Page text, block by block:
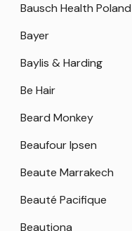
Bausch Health Poland
Bayer
Baylis & Harding
Be Hair
Beard Monkey
Beaufour Ipsen
Beaute Marrakech
Beauté Pacifique
Beautiona